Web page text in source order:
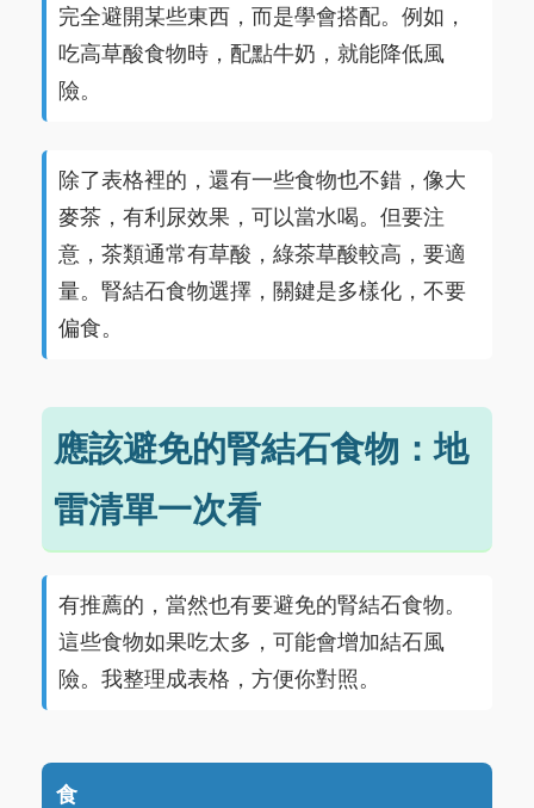
完全避開某些東西，而是學會搭配。例如，
吃高草酸食物時，配點牛奶，就能降低風
險。
除了表格裡的，還有一些食物也不錯，像大
麥茶，有利尿效果，可以當水喝。但要注
意，茶類通常有草酸，綠茶草酸較高，要適
量。腎結石食物選擇，關鍵是多樣化，不要
偏食。
應該避免的腎結石食物：地
雷清單一次看
有推薦的，當然也有要避免的腎結石食物。
這些食物如果吃太多，可能會增加結石風
險。我整理成表格，方便你對照。
食